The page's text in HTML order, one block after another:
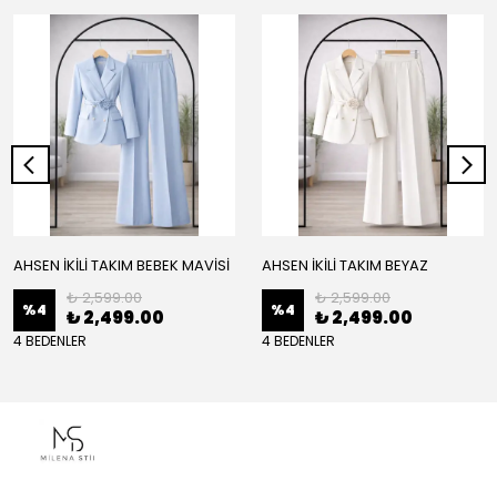
AHSEN İKİLİ TAKIM BEBEK MAVİSİ
%4
₺ 2,599.00
₺ 2,499.00
4 BEDENLER
AHSEN İKİLİ TAKIM BEYAZ
%4
₺ 2,599.00
₺ 2,499.00
4 BEDENLER